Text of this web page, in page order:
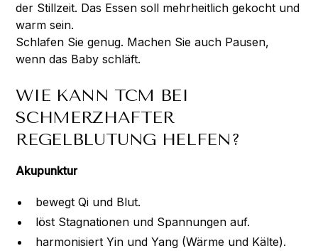
der Stillzeit. Das Essen soll mehrheitlich gekocht und
warm sein.
Schlafen Sie genug. Machen Sie auch Pausen,
wenn das Baby schläft.
WIE KANN TCM BEI
SCHMERZHAFTER
REGELBLUTUNG HELFEN?
Akupunktur
bewegt Qi und Blut.
löst Stagnationen und Spannungen auf.
harmonisiert Yin und Yang (Wärme und Kälte).